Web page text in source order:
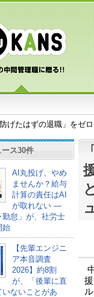
防げたはずの退職」をゼ
ス30件
AI丸投げ、やめ
ませんか？給与
計算の責任はAI
が取れない ―
勤怠」が、社労士
始
【先輩エンジニ
ア本音調査
2026】約8割
が、「後輩に直
いないことがあ